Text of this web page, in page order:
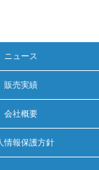
ニュース
販売実績
会社概要
情報保護方針